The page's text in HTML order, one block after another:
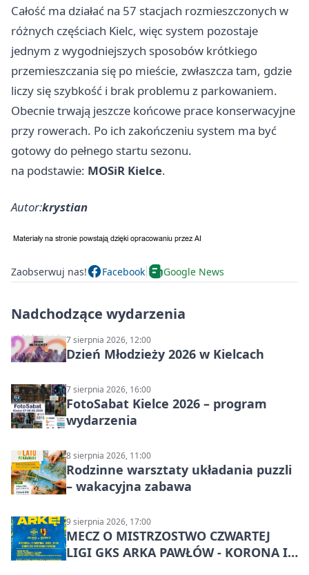
Całość ma działać na 57 stacjach rozmieszczonych w
różnych częściach Kielc, więc system pozostaje
jednym z wygodniejszych sposobów krótkiego
przemieszczania się po mieście, zwłaszcza tam, gdzie
liczy się szybkość i brak problemu z parkowaniem.
Obecnie trwają jeszcze końcowe prace konserwacyjne
przy rowerach. Po ich zakończeniu system ma być
gotowy do pełnego startu sezonu.
na podstawie: MOSiR Kielce.
Autor:krystian
Zaobserwuj nas! Facebook Google News
Nadchodzące wydarzenia
7 sierpnia 2026, 12:00
Dzień Młodzieży 2026 w Kielcach
7 sierpnia 2026, 16:00
FotoSabat Kielce 2026 – program
wydarzenia
8 sierpnia 2026, 11:00
Rodzinne warsztaty układania puzzli
– wakacyjna zabawa
9 sierpnia 2026, 17:00
MECZ O MISTRZOSTWO CZWARTEJ
LIGI GKS ARKA PAWŁÓW - KORONA III